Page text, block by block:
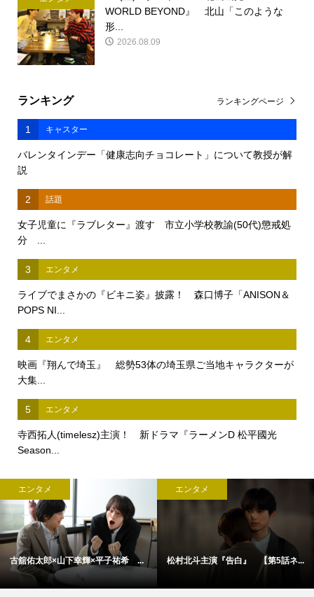
WORLD BEYOND』 北山「このような
形...
2026.08.09
ランキング
1 キャスター
バレンタインデー「健康志向チョコレート」について教授が解
説
2 話題
女子児童に『ラブレター』渡す 市立小学校教諭(50代)懲戒処
分 ...
3 エンタメ
ライブでまさかの『ビキニ姿』披露！ 森口博子「ANISON＆
POPS NI...
4 エンタメ
映画『翔んで埼玉』 総勢53体の埼玉県ご当地キャラクターが
大集...
5 エンタメ
寺西拓人(timelesz)主演！ 新ドラマ『ラーメンD 松平國光
Season...
ランキングページ
エンタメ
古舘佑太郎×山下幸輝×平子祐希 ...
エンタメ
松村北斗主演『告白』 【第5話ネ...